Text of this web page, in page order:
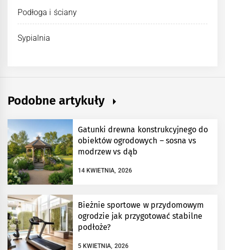
Podłoga i ściany
Sypialnia
Podobne artykuły
Gatunki drewna konstrukcyjnego do
obiektów ogrodowych – sosna vs
modrzew vs dąb
14 KWIETNIA, 2026
Bieżnie sportowe w przydomowym
ogrodzie jak przygotować stabilne
podłoże?
5 KWIETNIA, 2026